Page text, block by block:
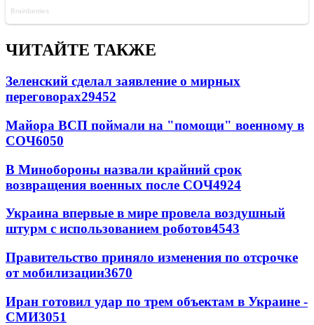
ЧИТАЙТЕ ТАКЖЕ
Зеленский сделал заявление о мирных
переговорах29452
Майора ВСП поймали на "помощи" военному в
СОЧ6050
В Минобороны назвали крайний срок
возвращения военных после СОЧ4924
Украина впервые в мире провела воздушный
штурм с использованием роботов4543
Правительство приняло изменения по отсрочке
от мобилизации3670
Иран готовил удар по трем объектам в Украине -
СМИ3051